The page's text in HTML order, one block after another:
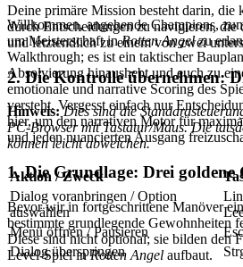
Deine primäre Mission besteht darin, die
durch Entscheidungen zu navigieren, die
und letztendlich zu einem von zwei
2. Die Kontrolle übernehmen:
Hinweis: Dies sind die
PC-Browser mit Tastatur/Maus. Die
können leicht abweichen.
Aktion / Zweck
Dialog voranbringen / Option
auswählen
Menü öffnen / Pausieren
Esc
Dialog überspringen
Willkommen, angehende Champions,
um Meisterschaft inRotten Angelzu
Walkthrough; es ist ein taktischer
Absolvierung hinaushebt und euch zu
emotionale und narrative Scoring des
versteht. Vergesst einfach nur
hier, um den narrativen Motor für
und jeden nuancierten Ausgang
1. Die Grundlage: Drei goldene
Bevor wir in fortgeschrittene Manöver
bestimmte grundlegende Gewohnheiten
Diese sind nicht optional; sie bilden den
Level-Spiel inRotten Angel aufbaut.